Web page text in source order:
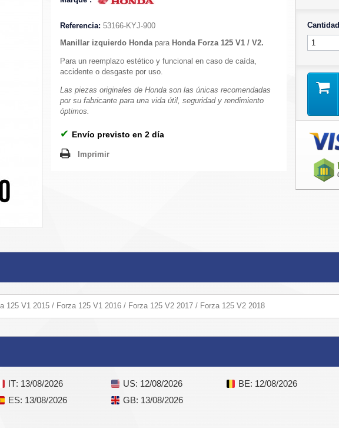
Referencia: 53166-KYJ-900
Manillar izquierdo Hondapara Honda Forza 125 V1 / V2.
Para un reemplazo estético y funcional en caso de caída,
accidente o desgaste por uso.
Las piezas originales de Honda son las únicas recomendadas
por su fabricante para una vida útil, seguridad y rendimiento
óptimos.
✔ Envío previsto en 2 día
Imprimir
Cantidad
125 V1 2015 / Forza 125 V1 2016 / Forza 125 V2 2017 / Forza 125 V2 2018
IT: 13/08/2026 US: 12/08/2026 BE: 12/08/2026
ES: 13/08/2026 GB: 13/08/2026